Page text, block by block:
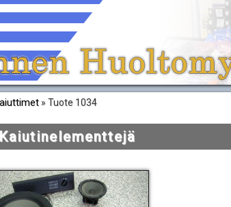
» Tuote 1034